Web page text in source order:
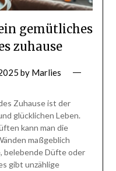
gemütliches
zuhause
by Marlies
Zuhause ist der
glücklichen Leben.
kann man die
maßgeblich
belebende Düfte oder
gibt unzählige